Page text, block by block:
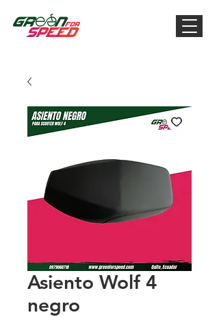
Asiento Wolf 4
negro